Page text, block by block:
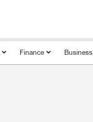
Finance Business